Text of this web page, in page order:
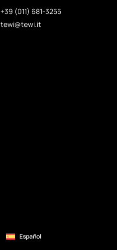
+39 (011) 681-3255
tewi@tewi.it
Español